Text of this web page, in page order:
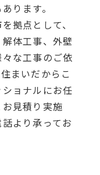
ります。
拠点として、
体工事、外壁
な工事のご依
まいだからこ
ョナルにお任
見積り実施
より承ってお